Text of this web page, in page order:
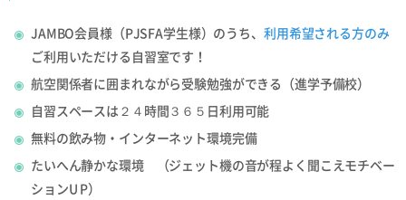
JAMBO会員様（PJSFA学生様）のうち、 利用希望される方のみ
ご利用いただける自習室です！
航空関係者に囲まれながら受験勉強ができる（進学予備校）
自習スペースは２４時間３６５日利用可能
無料の飲み物・インターネット環境完備
たいへん静かな環境 （ジェット機の音が程よく聞こえモチベー
ションU P）